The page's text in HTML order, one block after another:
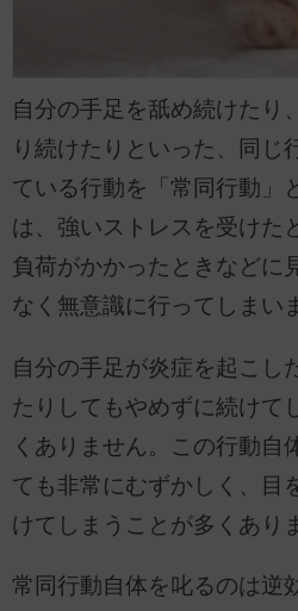
自分の手足を舐め続けたり
り続けたりといった、同じ
ている行動を「常同行動」
は、強いストレスを受けた
負荷がかかったときなどに
なく無意識に行ってしまい
自分の手足が炎症を起こし
たりしてもやめずに続けて
くありません。この行動自
ても非常にむずかしく、目
けてしまうことが多くあり
常同行動自体を叱るのは逆